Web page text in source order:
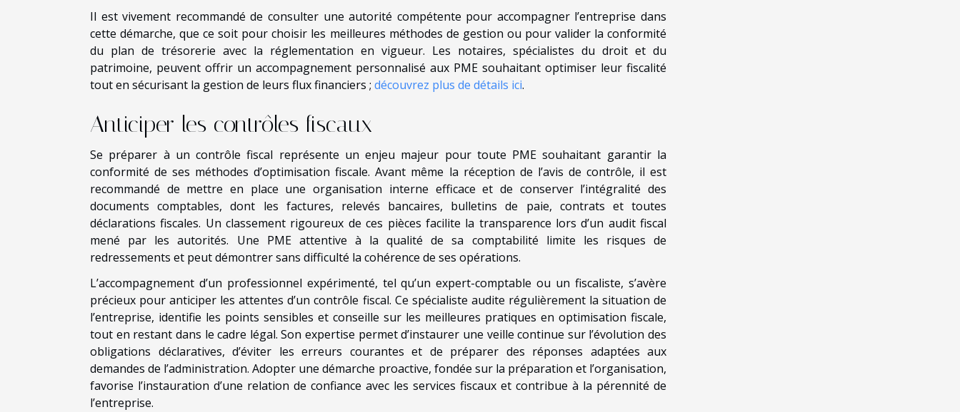
Il est vivement recommandé de consulter une autorité compétente pour accompagner l’entreprise dans
cette démarche, que ce soit pour choisir les meilleures méthodes de gestion ou pour valider la conformité
du plan de trésorerie avec la réglementation en vigueur. Les notaires, spécialistes du droit et du
patrimoine, peuvent offrir un accompagnement personnalisé aux PME souhaitant optimiser leur fiscalité
tout en sécurisant la gestion de leurs flux financiers ; découvrez plus de détails ici.
Anticiper les contrôles fiscaux
Se préparer à un contrôle fiscal représente un enjeu majeur pour toute PME souhaitant garantir la
conformité de ses méthodes d’optimisation fiscale. Avant même la réception de l’avis de contrôle, il est
recommandé de mettre en place une organisation interne efficace et de conserver l’intégralité des
documents comptables, dont les factures, relevés bancaires, bulletins de paie, contrats et toutes
déclarations fiscales. Un classement rigoureux de ces pièces facilite la transparence lors d’un audit fiscal
mené par les autorités. Une PME attentive à la qualité de sa comptabilité limite les risques de
redressements et peut démontrer sans difficulté la cohérence de ses opérations.
L’accompagnement d’un professionnel expérimenté, tel qu’un expert-comptable ou un fiscaliste, s’avère
précieux pour anticiper les attentes d’un contrôle fiscal. Ce spécialiste audite régulièrement la situation de
l’entreprise, identifie les points sensibles et conseille sur les meilleures pratiques en optimisation fiscale,
tout en restant dans le cadre légal. Son expertise permet d’instaurer une veille continue sur l’évolution des
obligations déclaratives, d’éviter les erreurs courantes et de préparer des réponses adaptées aux
demandes de l’administration. Adopter une démarche proactive, fondée sur la préparation et l’organisation,
favorise l’instauration d’une relation de confiance avec les services fiscaux et contribue à la pérennité de
l’entreprise.